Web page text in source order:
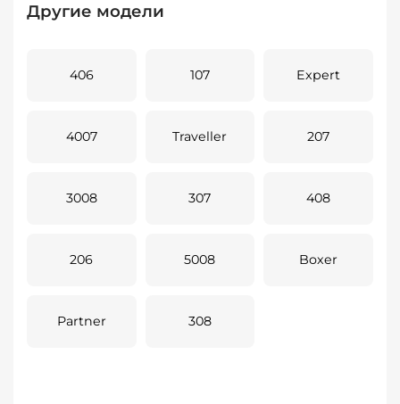
Другие модели
406 107 Expert
4007 Traveller 207
3008 307 408
206 5008 Boxer
Partner 308